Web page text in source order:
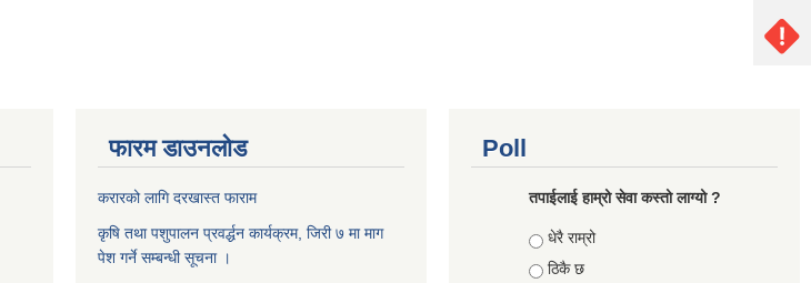
फारम डाउनलोड
करारको लागि दरखास्त फाराम
कृषि तथा पशुपालन प्रवर्द्धन कार्यक्रम, जिरी ७ मा माग
पेश गर्ने सम्बन्धी सूचना ।
Poll
तपाईलाई हाम्रो सेवा कस्तो लाग्यो ?
Choices
धेरै राम्रो
ठिकै छ